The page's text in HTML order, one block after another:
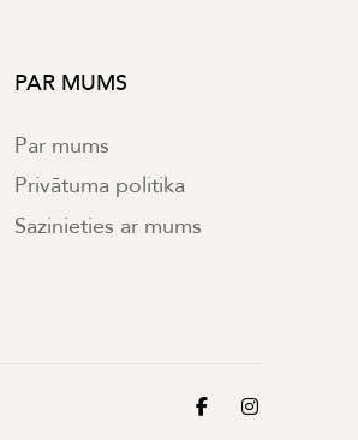
PAR MUMS
Par mums
Privātuma politika
Sazinieties ar mums